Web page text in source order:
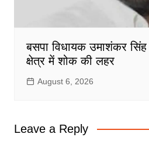
बसपा विधायक उमाशंकर
क्षेत्र में शोक की लहर
August 6, 2026
Leave a Reply